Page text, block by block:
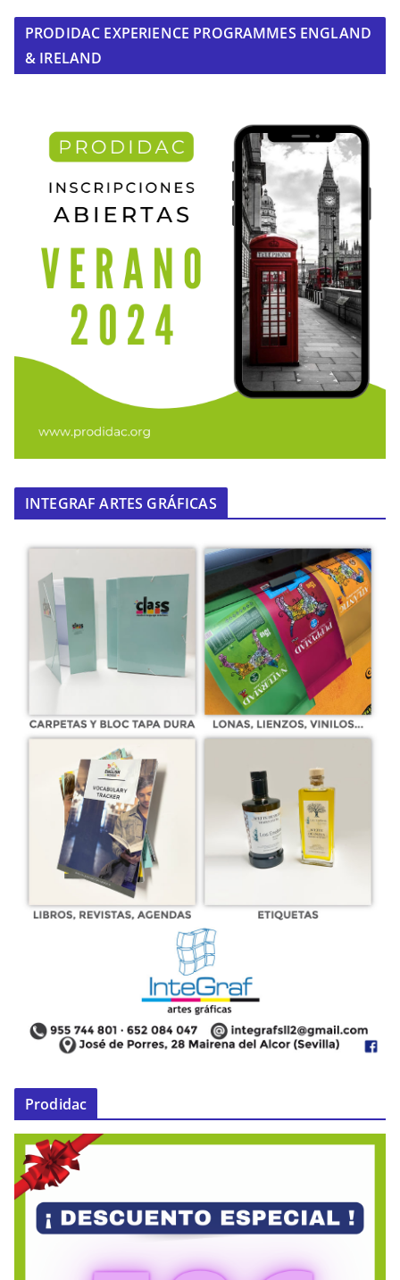
PRODIDAC EXPERIENCE PROGRAMMES ENGLAND
& IRELAND
INTEGRAF ARTES GRÁFICAS
Prodidac